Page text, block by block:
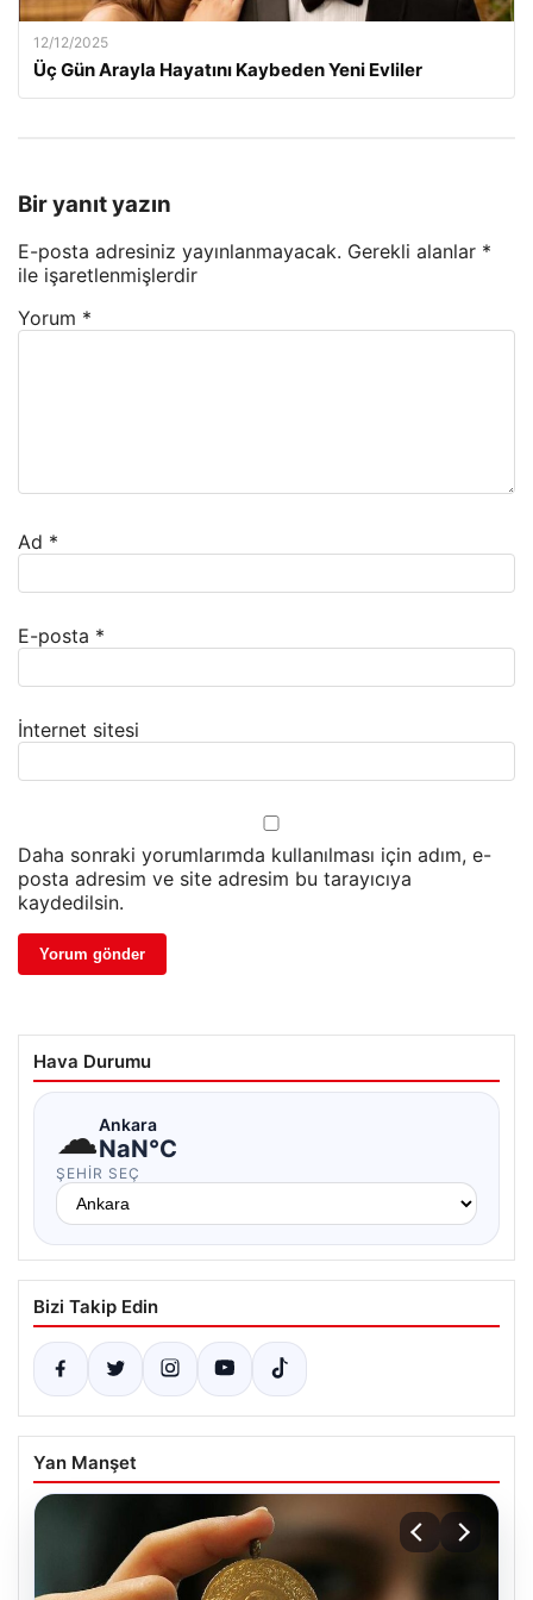
12/12/2025
Üç Gün Arayla Hayatını Kaybeden Yeni Evliler
Bir yanıt yazın
E-posta adresiniz yayınlanmayacak. Gerekli alanlar *
ile işaretlenmişlerdir
Yorum *
Ad *
E-posta *
İnternet sitesi
Daha sonraki yorumlarımda kullanılması için adım, e-
posta adresim ve site adresim bu tarayıcıya
kaydedilsin.
Hava Durumu
☁Ankara
NaN°C
ŞEHIR SEÇ
Bizi Takip Edin
Yan Manşet